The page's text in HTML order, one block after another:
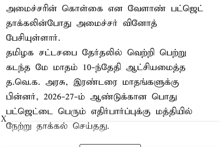
அமைச்சரின் கொள்கை என வேளாண் பட்ஜெட்
தாக்கலின்போது அமைச்சர் வினோத்
பேசியுள்ளார்.
தமிழக சட்டசபை தேர்தலில் வெற்றி பெற்று
கடந்த மே மாதம் 10-ந்தேதி ஆட்சியமைத்த
த.வெ.க. அரசு, இரண்டரை மாதங்களுக்கு
பின்னர், 2026-27-ம் ஆண்டுக்கான பொது
பட்ஜெட்டை பெரும் எதிர்பார்ப்புக்கு மத்தியில்
நேற்று தாக்கல் செய்தது.
X